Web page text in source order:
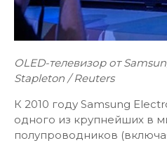
OLED-телевизор от
Stapleton / Reuters
К 2010 году Samsung
одного из крупнейших в
полупроводников